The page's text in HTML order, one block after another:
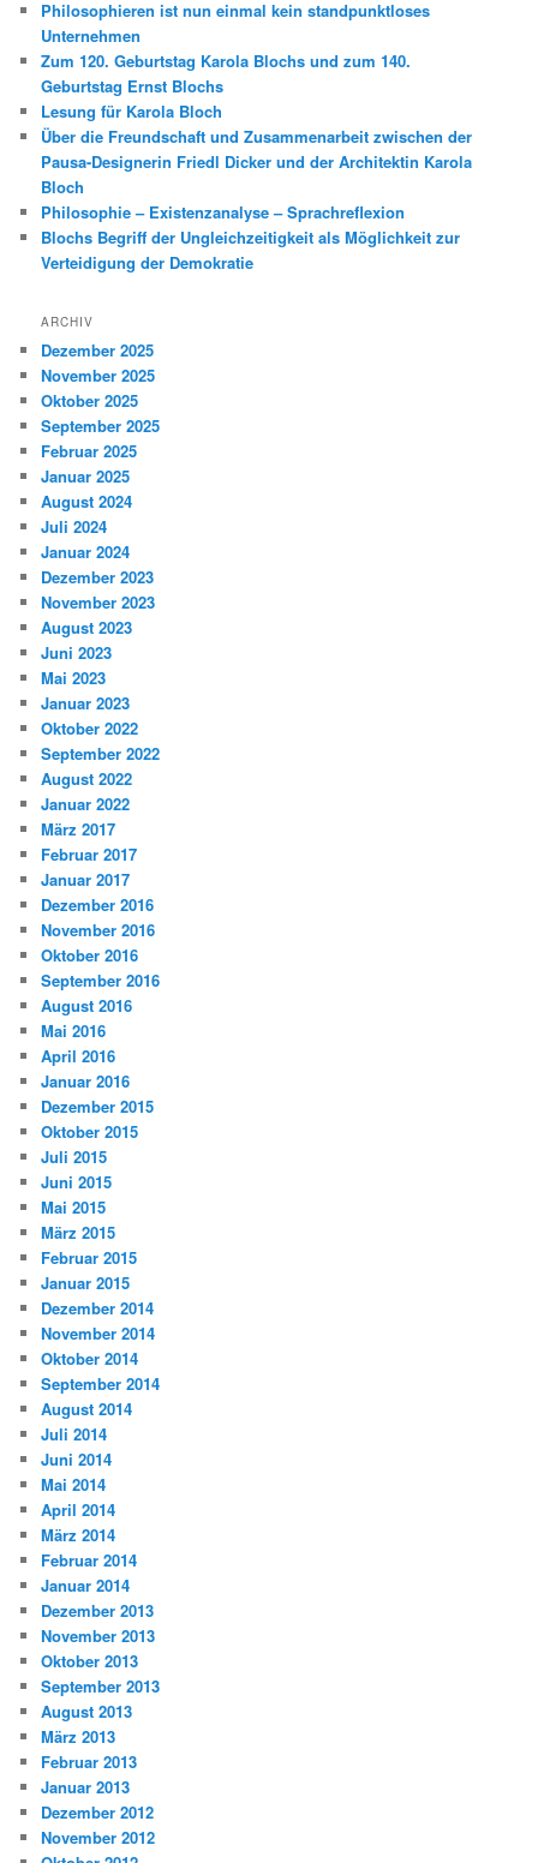
Philosophieren ist nun einmal kein standpunktloses
Unternehmen
Zum 120. Geburtstag Karola Blochs und zum 140.
Geburtstag Ernst Blochs
Lesung für Karola Bloch
Über die Freundschaft und Zusammenarbeit zwischen der
Pausa-Designerin Friedl Dicker und der Architektin Karola
Bloch
Philosophie – Existenzanalyse – Sprachreflexion
Blochs Begriff der Ungleichzeitigkeit als Möglichkeit zur
Verteidigung der Demokratie
ARCHIV
Dezember 2025
November 2025
Oktober 2025
September 2025
Februar 2025
Januar 2025
August 2024
Juli 2024
Januar 2024
Dezember 2023
November 2023
August 2023
Juni 2023
Mai 2023
Januar 2023
Oktober 2022
September 2022
August 2022
Januar 2022
März 2017
Februar 2017
Januar 2017
Dezember 2016
November 2016
Oktober 2016
September 2016
August 2016
Mai 2016
April 2016
Januar 2016
Dezember 2015
Oktober 2015
Juli 2015
Juni 2015
Mai 2015
März 2015
Februar 2015
Januar 2015
Dezember 2014
November 2014
Oktober 2014
September 2014
August 2014
Juli 2014
Juni 2014
Mai 2014
April 2014
März 2014
Februar 2014
Januar 2014
Dezember 2013
November 2013
Oktober 2013
September 2013
August 2013
März 2013
Februar 2013
Januar 2013
Dezember 2012
November 2012